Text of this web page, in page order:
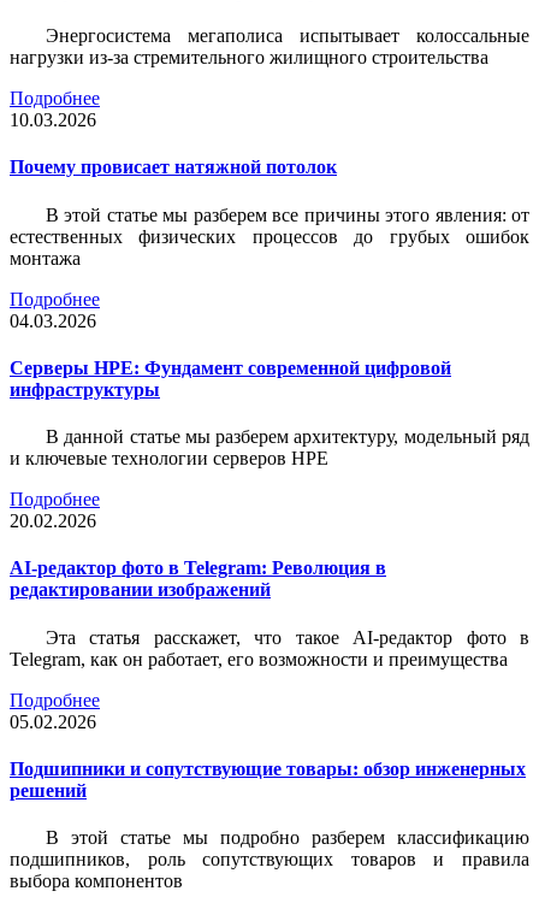
Энергосистема мегаполиса испытывает колоссальные
нагрузки из-за стремительного жилищного строительства
Подробнее
10.03.2026
Почему провисает натяжной потолок
В этой статье мы разберем все причины этого явления: от
естественных физических процессов до грубых ошибок
монтажа
Подробнее
04.03.2026
Серверы HPE: Фундамент современной цифровой
инфраструктуры
В данной статье мы разберем архитектуру, модельный ряд
и ключевые технологии серверов HPE
Подробнее
20.02.2026
AI-редактор фото в Telegram: Революция в
редактировании изображений
Эта статья расскажет, что такое AI-редактор фото в
Telegram, как он работает, его возможности и преимущества
Подробнее
05.02.2026
Подшипники и сопутствующие товары: обзор инженерных
решений
В этой статье мы подробно разберем классификацию
подшипников, роль сопутствующих товаров и правила
выбора компонентов